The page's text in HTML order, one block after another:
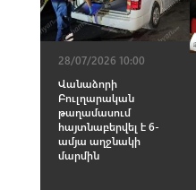
28/07/2026 10:00
Վանաձորի
Բուլղարական
թաղամասում
հայտնաբերվել է 6-
ամյա աղջնակի
մարմին